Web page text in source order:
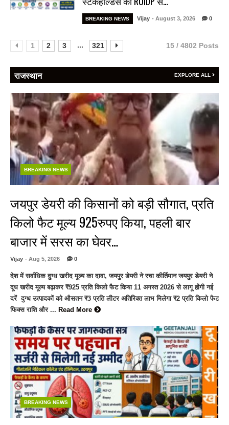
BREAKING NEWS Vijay - August 3, 2026 0
1 2 3 ... 321 15 / 4802 Posts
राजस्थान EXPLORE ALL
BREAKING NEWS
जयपुर डेयरी की किसानों को बड़ी सौगात, प्रति
किलो फैट मूल्य 925रुपए किया, पहली बार
बाजार में सरस का घेवर…
Vijay - Aug 5, 2026 0
देश में सर्वाधिक दुग्ध खरीद मूल्य का दावा, जयपुर डेयरी ने रचा कीर्तिमान जयपुर डेयरी ने
दूध खरीद मूल्य बढ़ाकर ₹925 प्रति किलो फैट किया 11 अगस्त 2026 से लागू होंगी नई
दरें दुग्ध उत्पादकों को औसतन ₹3 प्रति लीटर अतिरिक्त लाभ मिलेगा ₹2 प्रति किलो फैट
फिक्स राशि और ... Read More
BREAKING NEWS